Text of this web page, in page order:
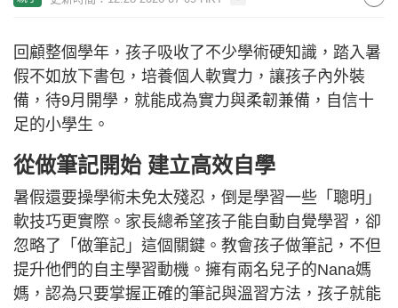
回顧整個學年，孩子吸收了不少學術硬知識，踏入暑
假不如放下書包，培養個人軟實力，讓孩子內外裝
備，待9月開學，就能成為實力與柔韌兼備，自信十
足的小學生。
從做筆記開始 建立高效自學
暑假還要操學術未免太殘忍，倒是學習一些「聰明」
軟技巧更實際。家長總希望孩子能自動自覺學習，卻
忽略了「做筆記」這個關鍵。教會孩子做筆記，不但
提升他們的自主學習動機。擁有兩名兒子的Nana媽
媽，認為只要掌握正確的筆記與溫習方法，孩子就能